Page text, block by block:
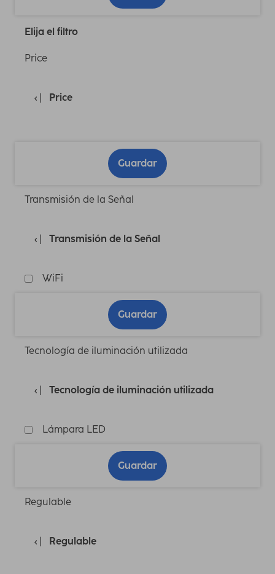
Elija el filtro
Price
Price
Guardar
Transmisión de la Señal
Transmisión de la Señal
WiFi
Guardar
Tecnología de iluminación utilizada
Tecnología de iluminación utilizada
Lámpara LED
Guardar
Regulable
Regulable